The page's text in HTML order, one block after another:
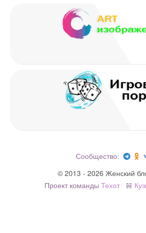
Email*
Сообщество:
© 2013 - 2026 Женский
Проект команды Техот 𝌴